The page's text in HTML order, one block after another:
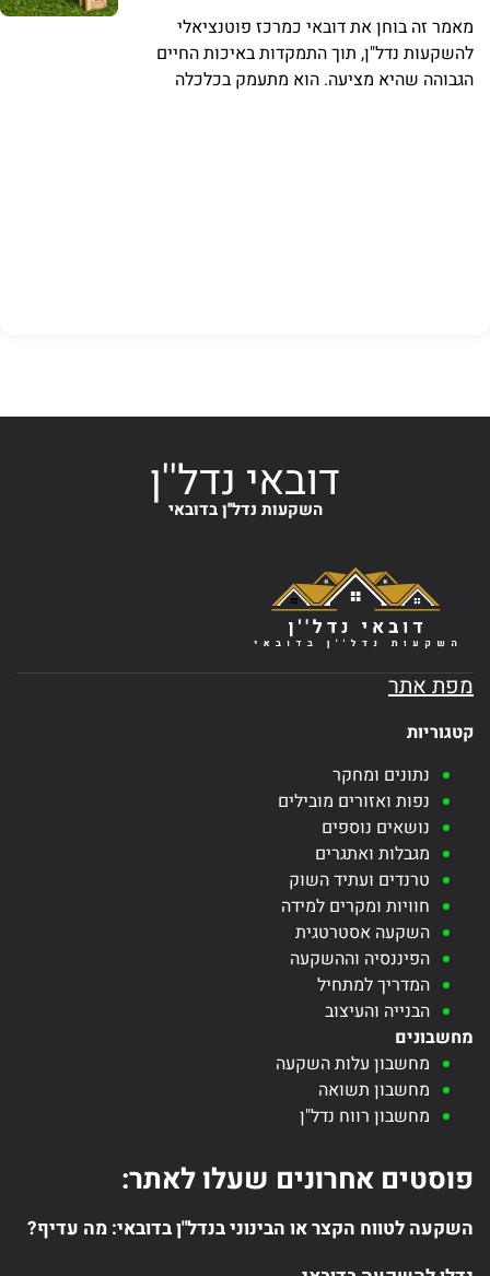
מאמר זה בוחן את דובאי כמרכז פוטנציאלי
להשקעות נדל"ן, תוך התמקדות באיכות החיים
הגבוהה שהיא מציעה. הוא מתעמק בכלכלה
דובאי נדל''ן
השקעות נדל''ן בדובאי
מפת אתר
קטגוריות
נתונים ומחקר
נפות ואזורים מובילים
נושאים נוספים
מגבלות ואתגרים
טרנדים ועתיד השוק
חוויות ומקרים למידה
השקעה אסטרטגית
הפיננסיה וההשקעה
המדריך למתחיל
הבנייה והעיצוב
מחשבונים
מחשבון עלות השקעה
מחשבון תשואה
מחשבון רווח נדל"ן
פוסטים אחרונים שעלו לאתר:
השקעה לטווח הקצר או הבינוני בנדל"ן בדובאי: מה עדיף?